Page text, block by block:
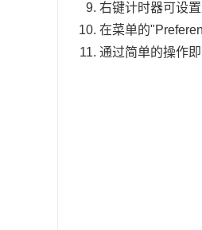
右键计时器可设
在菜单的
通过简单的操作